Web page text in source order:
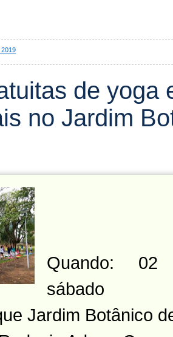
2019
de yoga
no Jardim
Quando: 02
sábado
Jardim Botânico